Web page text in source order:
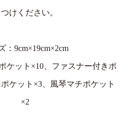
けください。
：9cm×19cm×2cm
ケット×10、ファスナー付きポ
ケット×3、風琴マチポケット
×2